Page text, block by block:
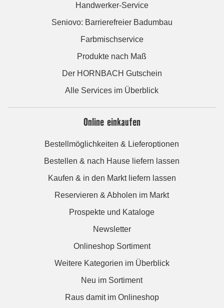
Handwerker-Service
Seniovo: Barrierefreier Badumbau
Farbmischservice
Produkte nach Maß
Der HORNBACH Gutschein
Alle Services im Überblick
Online einkaufen
Bestellmöglichkeiten & Lieferoptionen
Bestellen & nach Hause liefern lassen
Kaufen & in den Markt liefern lassen
Reservieren & Abholen im Markt
Prospekte und Kataloge
Newsletter
Onlineshop Sortiment
Weitere Kategorien im Überblick
Neu im Sortiment
Raus damit im Onlineshop